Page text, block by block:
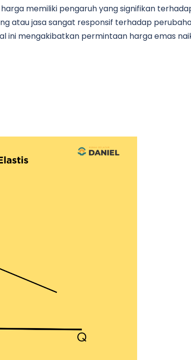
memiliki pengaruh yang signifikan
atau jasa sangat responsif terhadap
ini mengakibatkan permintaan harga emas